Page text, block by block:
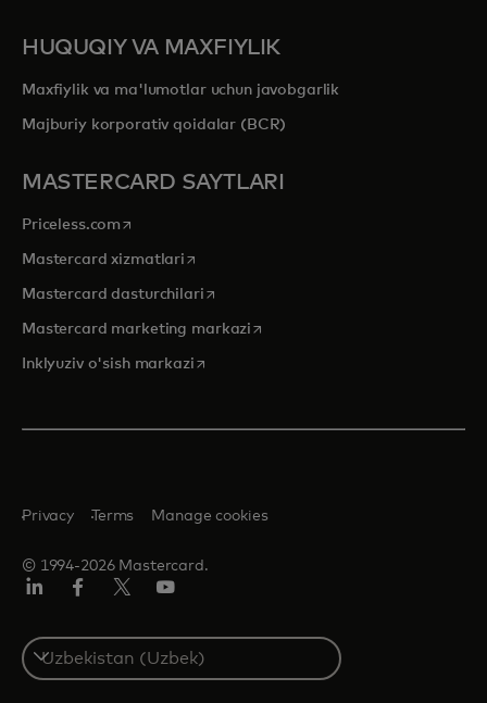
HUQUQIY VA MAXFIYLIK
Maxfiylik va ma'lumotlar uchun javobgarlik
Majburiy korporativ qoidalar (BCR)
MASTERCARD SAYTLARI
Priceless.com opens in a new tab
Mastercard xizmatlari opens in a new tab
Mastercard dasturchilariopens in a new tab
Mastercard marketing markazi opens in a new tab
Inklyuziv o'sish markaziopens in a new tab
© 1994-2026 Mastercard.
Privacy Terms Manage cookies
Select
a
country